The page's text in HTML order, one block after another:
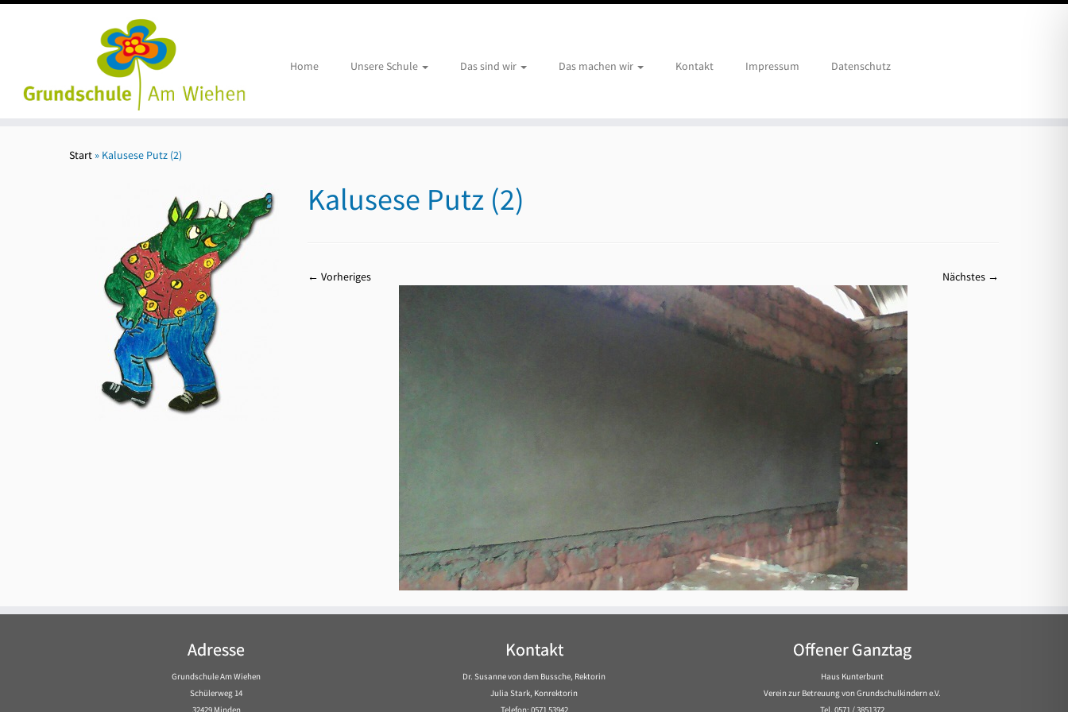
Home Unsere Schule Das sind wir Das machen wir Kontakt Impressum Datenschutz
Start » Kalusese Putz (2)
Kalusese Putz (2)
← Vorheriges Nächstes →
Adresse
Grundschule Am Wiehen
Schülerweg 14
32429 Minden
Kontakt
Dr. Susanne von dem Bussche, Rektorin
Julia Stark, Konrektorin
Telefon: 0571 53942
Offener Ganztag
Haus Kunterbunt
Verein zur Betreuung von Grundschulkindern e.V.
Tel. 0571 / 3851372